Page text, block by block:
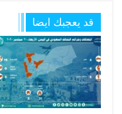
قد يعجبك ايضا